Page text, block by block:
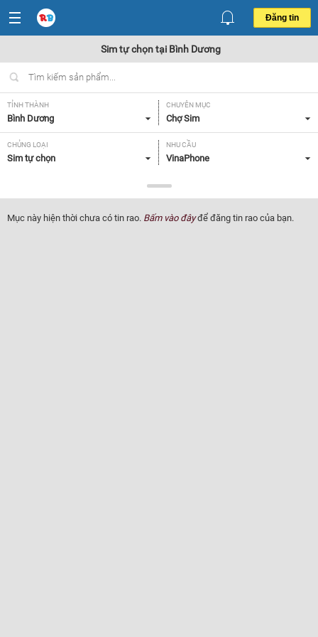
Đăng tin
Sim tự chọn tại Bình Dương
TỈNH THÀNH
Bình Dương
CHUYÊN MỤC
Chợ Sim
CHỦNG LOẠI
Sim tự chọn
NHU CẦU
VinaPhone
Tất cả
Mục này hiện thời chưa có tin rao. Bấm vào đâyđể đăng tin rao của bạn.